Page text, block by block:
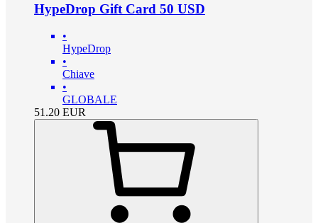
HypeDrop Gift Card 50 USD
•
HypeDrop
•
Chiave
•
GLOBALE
51.20 EUR